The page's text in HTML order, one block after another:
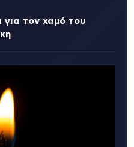
για τον χαμό του